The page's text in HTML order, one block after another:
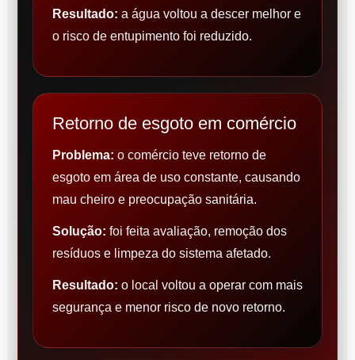
Resultado: a água voltou a descer melhor e
o risco de entupimento foi reduzido.
Retorno de esgoto em comércio
Problema: o comércio teve retorno de
esgoto em área de uso constante, causando
mau cheiro e preocupação sanitária.
Solução: foi feita avaliação, remoção dos
resíduos e limpeza do sistema afetado.
Resultado: o local voltou a operar com mais
segurança e menor risco de novo retorno.